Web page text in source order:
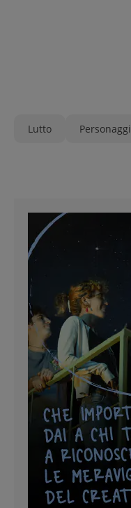
Lutto Personaggi